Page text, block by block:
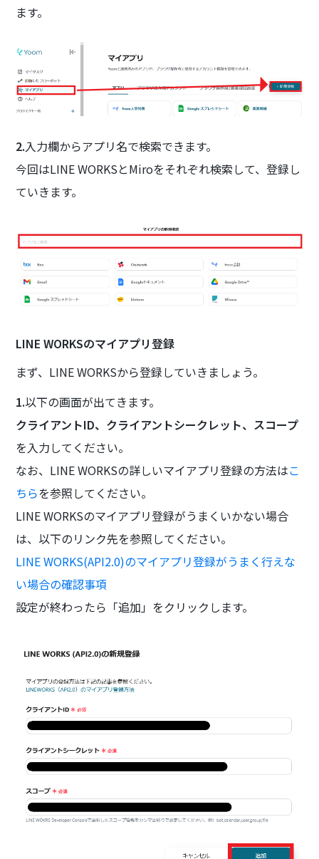
ます。
2.入力欄からアプリ名で検索できます。
今回はLINE WORKSとMiroをそれぞれ検索して、登録し
ていきます。
LINE WORKSのマイアプリ登録
まず、LINE WORKSから登録していきましょう。
1.以下の画面が出てきます。
クライアントID、クライアントシークレット、スコープ
を入力してください。
なお、LINE WORKSの詳しいマイアプリ登録の方法はこ
ちらを参照してください。
LINE WORKSのマイアプリ登録がうまくいかない場合
は、以下のリンク先を参照してください。
LINE WORKS(API2.0)のマイアプリ登録がうまく行えな
い場合の確認事項
設定が終わったら「追加」をクリックします。